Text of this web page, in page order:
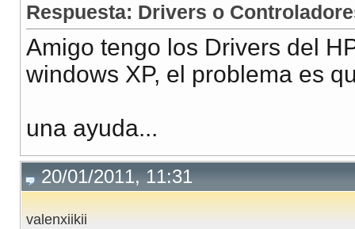
Respuesta: Drivers o
Amigo tengo los Drivers del
windows XP, el problema es
una ayuda...
20/01/2011, 11:31
valenxiikii